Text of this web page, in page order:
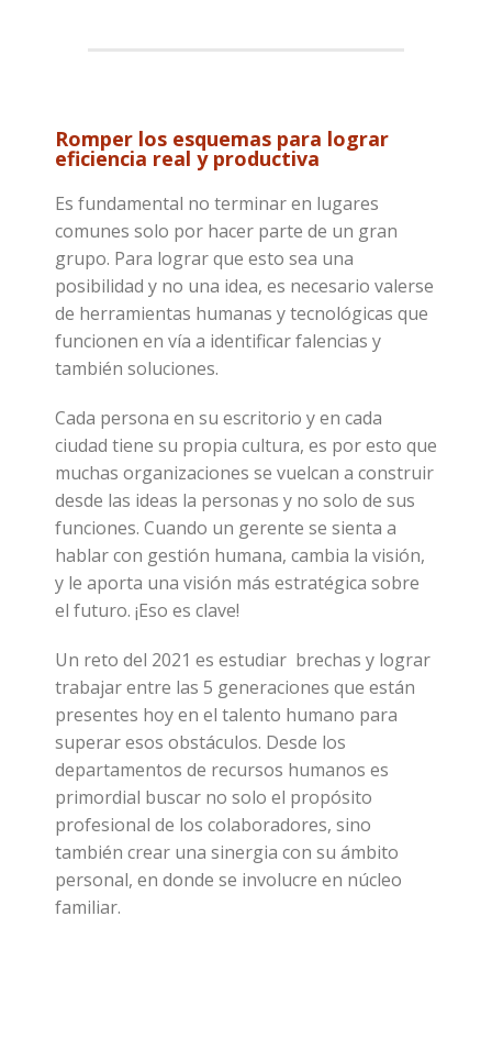
Romper los esquemas para lograr
eficiencia real y productiva
Es fundamental no terminar en lugares
comunes solo por hacer parte de un gran
grupo. Para lograr que esto sea una
posibilidad y no una idea, es necesario valerse
de herramientas humanas y tecnológicas que
funcionen en vía a identificar falencias y
también soluciones.
Cada persona en su escritorio y en cada
ciudad tiene su propia cultura, es por esto que
muchas organizaciones se vuelcan a construir
desde las ideas la personas y no solo de sus
funciones. Cuando un gerente se sienta a
hablar con gestión humana, cambia la visión,
y le aporta una visión más estratégica sobre
el futuro. ¡Eso es clave!
Un reto del 2021 es estudiar brechas y lograr
trabajar entre las 5 generaciones que están
presentes hoy en el talento humano para
superar esos obstáculos. Desde los
departamentos de recursos humanos es
primordial buscar no solo el propósito
profesional de los colaboradores, sino
también crear una sinergia con su ámbito
personal, en donde se involucre en núcleo
familiar.